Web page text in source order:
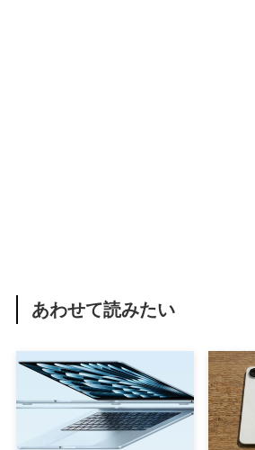
あわせて読みたい